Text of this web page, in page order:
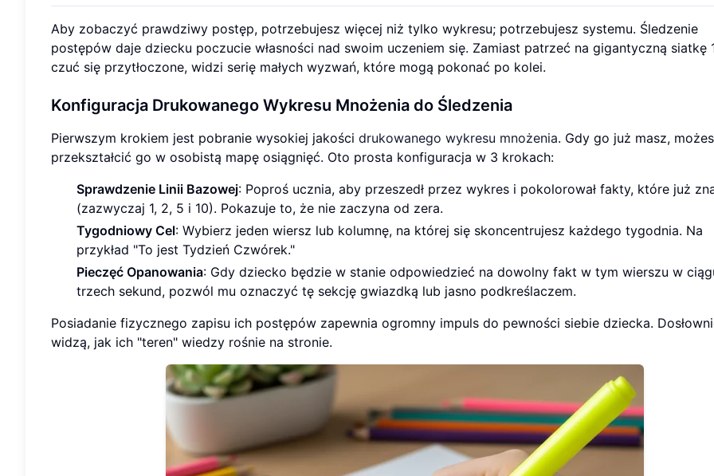
Aby zobaczyć prawdziwy postęp, potrzebujesz więcej niż tylko wykresu; potrzebujesz systemu. Śledzenie
postępów daje dziecku poczucie własności nad swoim uczeniem się. Zamiast patrzeć na gigantyczną siatkę
czuć się przytłoczone, widzi serię małych wyzwań, które mogą pokonać po kolei.
Konfiguracja Drukowanego Wykresu Mnożenia do Śledzenia
Pierwszym krokiem jest pobranie wysokiej jakości drukowanego wykresu mnożenia. Gdy go już masz,
przekształcić go w osobistą mapę osiągnięć. Oto prosta konfiguracja w 3 krokach:
Sprawdzenie Linii Bazowej: Poproś ucznia, aby przeszedł przez wykres i pokolorował fakty, które już
(zazwyczaj 1, 2, 5 i 10). Pokazuje to, że nie zaczyna od zera.
Tygodniowy Cel: Wybierz jeden wiersz lub kolumnę, na której się skoncentrujesz każdego tygodnia. Na
przykład "To jest Tydzień Czwórek."
Pieczęć Opanowania: Gdy dziecko będzie w stanie odpowiedzieć na dowolny fakt w tym wierszu w
trzech sekund, pozwól mu oznaczyć tę sekcję gwiazdką lub jasno podkreślaczem.
Posiadanie fizycznego zapisu ich postępów zapewnia ogromny impuls do pewności siebie dziecka.
widzą, jak ich "teren" wiedzy rośnie na stronie.